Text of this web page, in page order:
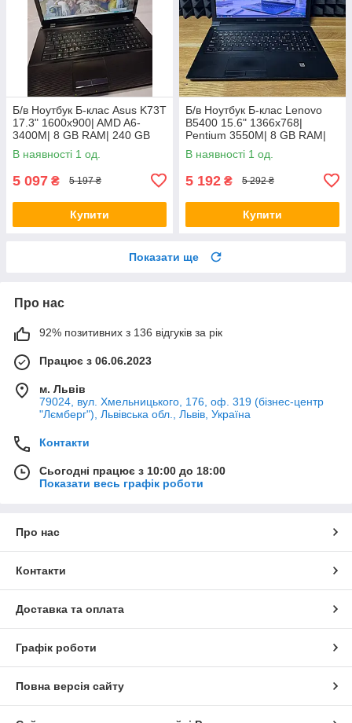
Б/в Ноутбук Б-клас Asus K73T
17.3" 1600x900| AMD A6-
3400M| 8 GB RAM| 240 GB
SSD + 500 GB HDD| Radeon
HD 6520G
В наявності 1 од.
5 097 ₴ 5 197 ₴
Купити
Б/в Ноутбук Б-клас Lenovo
B5400 15.6" 1366x768|
Pentium 3550M| 8 GB RAM|
128 GB SSD| HD
В наявності 1 од.
5 192 ₴ 5 292 ₴
Купити
Показати ще
Про нас
92% позитивних з 136 відгуків за рік
Працює з 06.06.2023
м. Львів
79024, вул. Хмельницького, 176, оф. 319 (бізнес-центр
"Лємберг"), Львівська обл., Львів, Україна
Контакти
Сьогодні працює з 10:00 до 18:00
Показати весь графік роботи
Про нас
Контакти
Доставка та оплата
Графік роботи
Повна версія сайту